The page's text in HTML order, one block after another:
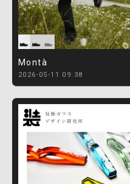
Montà
2026-05-11 09:38